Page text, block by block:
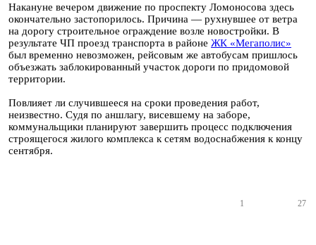
Накануне вечером движение по проспекту Ломоносова здесь
окончательно застопорилось. Причина — рухнувшее от ветра
на дорогу строительное ограждение возле новостройки. В
результате ЧП проезд транспорта в районе ЖК «Мегаполис»
был временно невозможен, рейсовым же автобусам пришлось
объезжать заблокированный участок дороги по придомовой
территории.
Повлияет ли случившееся на сроки проведения работ,
неизвестно. Судя по аншлагу, висевшему на заборе,
коммунальщики планируют завершить процесс подключения
строящегося жилого комплекса к сетям водоснабжения к концу
сентября.
1 27